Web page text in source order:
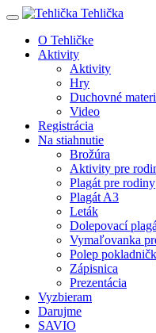
Tehlička
O Tehličke
Aktivity
Aktivity
Hry
Duchovné
Video
Registrácia
Na stiahnutie
Brožúra
Aktivity pre
Plagát pre rodiny
Plagát A3
Leták
Dolepovací
Vymaľovanka
Polep
Zápisnica
Prezentácia
Vyzbieram
Darujme
SAVIO